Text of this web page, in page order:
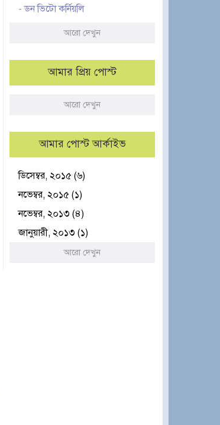
-ডন ভিটো কর্নিয়লি
আরো দেখুন
আমার প্রিয় পোস্ট
আরো দেখুন
আমার পোস্ট আর্কাইভ
ডিসেম্বর, ২০১৫ (৬)
নভেম্বর, ২০১৫ (১)
নভেম্বর, ২০১৩ (৪)
জানুয়ারী, ২০১৩ (১)
আরো দেখুন